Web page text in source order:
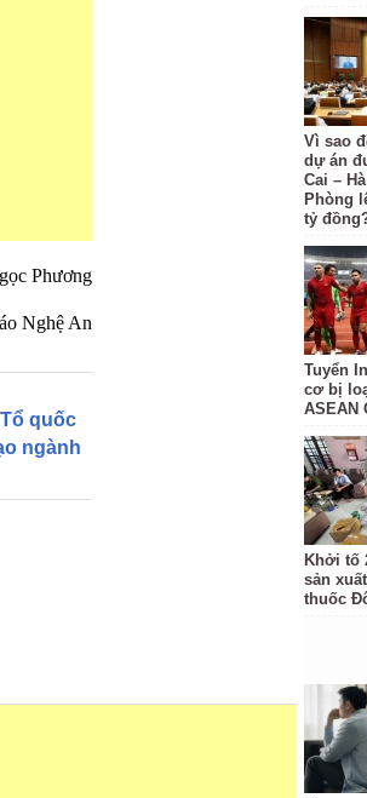
Phương
Nghệ An
quốc
ngành
Vì sao
dự án
Cai –
Phòng
tỷ
Tuyển
cơ bị
ASEAN
Khởi tố
sản
thuốc